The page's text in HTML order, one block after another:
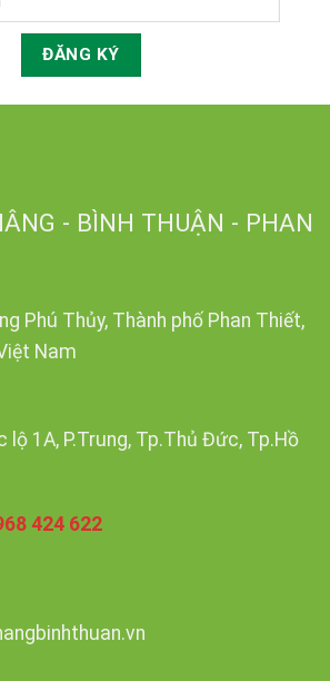
- BÌNH THUẬN - PHAN
Phú Thủy, Thành phố Phan Thiết,
Nam
lộ 1A, P.Trung, Tp.Thủ Đức, Tp.Hồ
424 622